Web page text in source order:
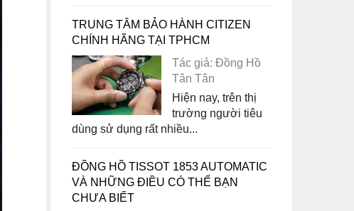
TRUNG TÂM BẢO HÀNH CITIZEN
CHÍNH HÃNG TẠI TPHCM
Tác giả: Đồng Hồ
Tân Tân
Hiện nay, trên thị
trường người tiêu
dùng sử dụng rất nhiều...
ĐỒNG HỒ TISSOT 1853 AUTOMATIC
VÀ NHỮNG ĐIỀU CÓ THỂ BẠN
CHƯA BIẾT